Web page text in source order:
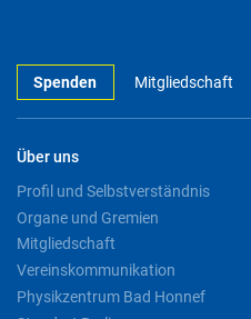
Spenden Mitgliedschaft
Über uns
Profil und Selbstverständnis
Organe und Gremien
Mitgliedschaft
Vereinskommunikation
Physikzentrum Bad Honnef